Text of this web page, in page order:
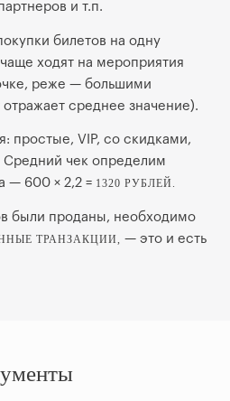
и т.п.
билетов на одну
ходят на мероприятия
реже — большими
среднее значение).
простые, VIP, со скидками,
Средний чек определим
— 600 × 2,2 = 1320 РУБЛЕЙ.
были проданы, необходимо
ТРАНЗАКЦИИ,
— это и есть